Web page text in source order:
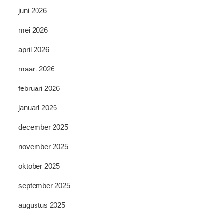
juni 2026
mei 2026
april 2026
maart 2026
februari 2026
januari 2026
december 2025
november 2025
oktober 2025
september 2025
augustus 2025